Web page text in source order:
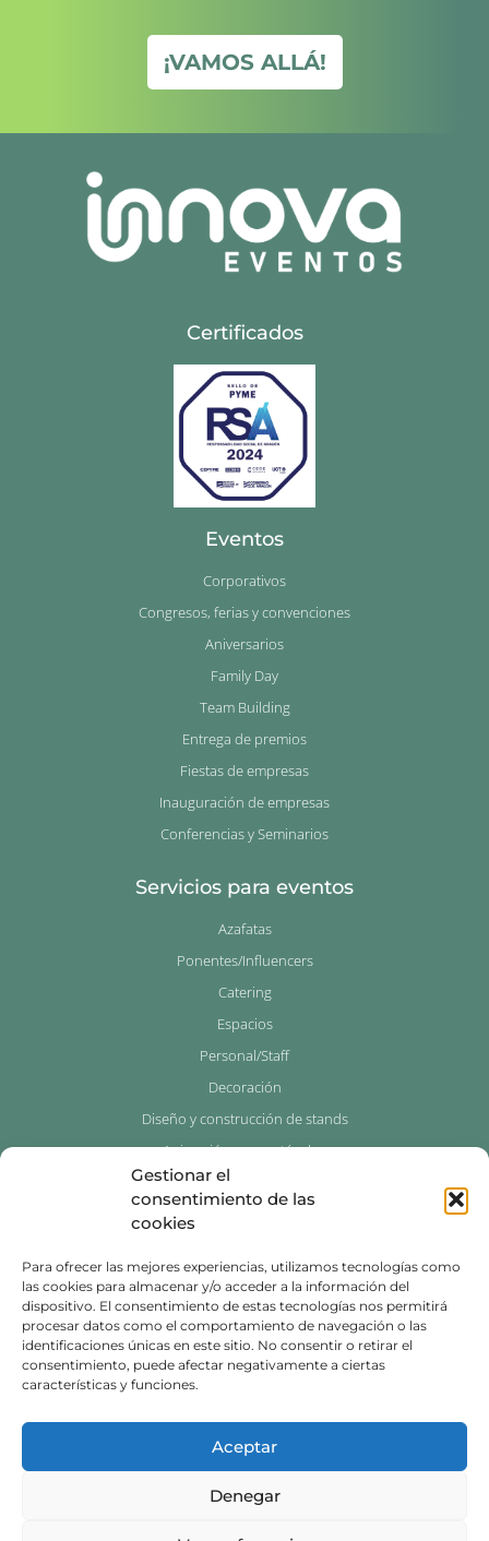
Gestionar el
consentimiento de las
cookies
Para ofrecer las mejores experiencias, utilizamos tecnologías como
las cookies para almacenar y/o acceder a la información del
dispositivo. El consentimiento de estas tecnologías nos permitirá
procesar datos como el comportamiento de navegación o las
identificaciones únicas en este sitio. No consentir o retirar el
consentimiento, puede afectar negativamente a ciertas
características y funciones.
Aceptar
Denegar
¡VAMOS ALLÁ!
Certificados
Eventos
Corporativos
Congresos, ferias y convenciones
Aniversarios
Family Day
Team Building
Entrega de premios
Fiestas de empresas
Inauguración de empresas
Conferencias y Seminarios
Servicios para eventos
Azafatas
Ponentes/Influencers
Catering
Espacios
Personal/Staff
Decoración
Diseño y construcción de stands
Animación y espectáculos
Photocalls para eventos
976 534 429
639 739 146
info@innovazgz.com
C. Don Jaime I, 34 duplicado,
© 2026 Innova Zaragoza